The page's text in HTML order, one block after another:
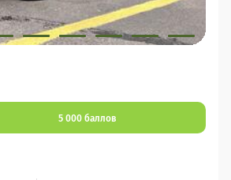
5 000 баллов